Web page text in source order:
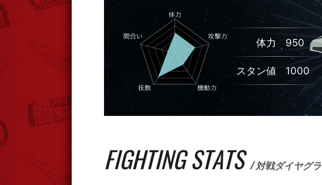
体力 950
スタン値 1000
FIGHTING STATS / 対戦ダイヤグ